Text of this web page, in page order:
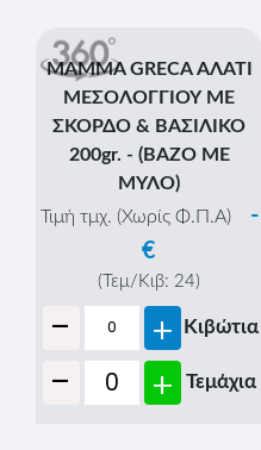
MAMMA GRECA ΑΛΑΤΙ
ΜΕΣΟΛΟΓΓΙΟΥ ΜΕ
ΣΚΟΡΔΟ & ΒΑΣΙΛΙΚΟ
200gr. - (ΒΑΖΟ ΜΕ
ΜΥΛΟ)
Τιμή τμχ. (Χωρίς Φ.Π.Α)
-
€
(Τεμ/Κιβ: 24)
- + Κιβώτια
- + Τεμάχια